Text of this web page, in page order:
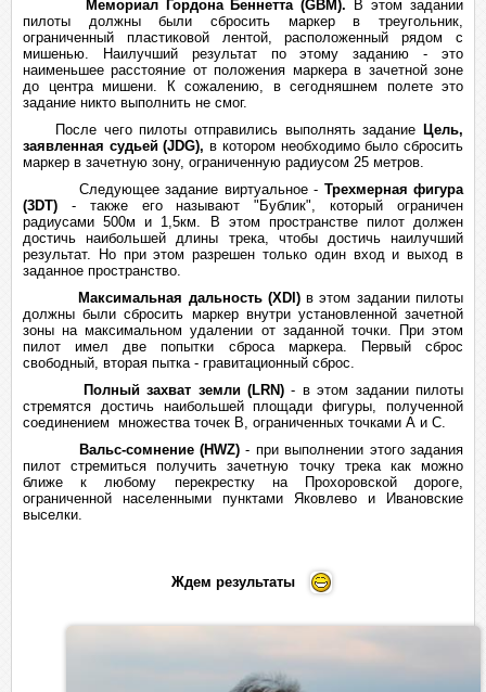
Мемориал Гордона Беннетта (GBM).
В этом задании
пилоты должны были сбросить маркер в треугольник,
ограниченный пластиковой лентой, расположенный рядом с
мишенью. Наилучший результат по этому заданию - это
наименьшее расстояние от положения маркера в зачетной зоне
до центра мишени. К сожалению, в сегодняшнем полете это
задание никто выполнить не смог.
После чего пилоты отправились выполнять задание Цель,
заявленная судьей (JDG),в котором необходимо было сбросить
маркер в зачетную зону, ограниченную радиусом 25 метров.
Следующее задание виртуальное - Трехмерная фигура
(3DT) - также его называют "Бублик", который ограничен
радиусами 500м и 1,5км. В этом пространстве пилот должен
достичь наибольшей длины трека, чтобы достичь наилучший
результат. Но при этом разрешен только один вход и выход в
заданное пространство.
Максимальная дальность (XDI)в этом задании пилоты
должны были сбросить маркер внутри установленной зачетной
зоны на максимальном удалении от заданной точки. При этом
пилот имел две попытки сброса маркера. Первый сброс
свободный, вторая пытка - гравитационный сброс.
Полный захват земли (LRN)- в этом задании пилоты
стремятся достичь наибольшей площади фигуры, полученной
соединением множества точек B, ограниченных точками А и С.
Вальс-сомнение (HWZ) - при выполнении этого задания
пилот стремиться получить зачетную точку трека как можно
ближе к любому перекрестку на Прохоровской дороге,
ограниченной населенными пунктами Яковлево и Ивановские
выселки.
Ждем результаты